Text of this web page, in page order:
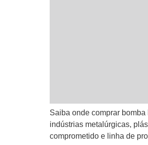
Saiba onde comprar
indústrias metalúrgicas,
comprometido e linha de